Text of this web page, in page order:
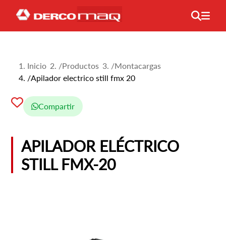
Inicio /Productos /Montacargas
/Apilador electrico still fmx 20
Compartir
APILADOR ELÉCTRICO
STILL FMX-20